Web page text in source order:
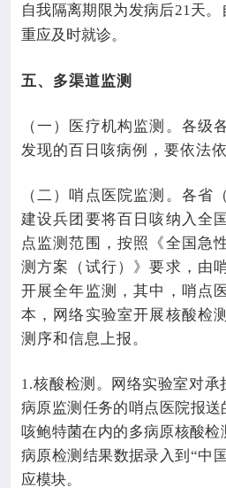
自我隔离期限为发病后21 天。
重应及时就诊。
五、多渠道监测
（一）医疗机构监测。各级
发现的百日咳病例，要依法
（二）哨点医院监测。各省
建设兵团要将百日咳纳入全
点监测范围，按照《全国急
测方案（试行）》要求，由
开展全年监测，其中，哨点
本，网络实验室开展核酸检
测序和信息上报。
1.核酸检测。网络实验室对承
病原监测任务的哨点医院报送
咳鲍特菌在内的多病原核酸检
病原检测结果数据录入到“中
应模块。